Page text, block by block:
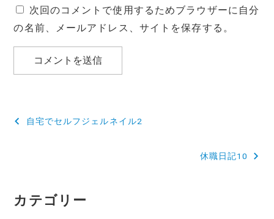
次回のコメントで使用するためブラウザーに自分
の名前、メールアドレス、サイトを保存する。
投
ゲ
自宅でセルフジェルネイル2
休職日記10
カテゴリー